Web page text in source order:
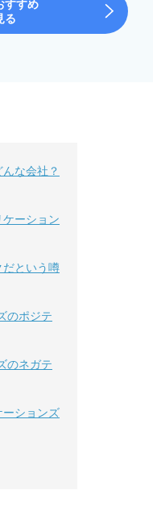
すすめ
る
な会社？
ーション
だという噂
のポジテ
のネガテ
ーションズ